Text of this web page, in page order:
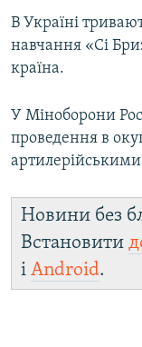
В Україні
навчання «Сі
країна.
У Міноборони
проведення в
Новини без
Встановити
і Android.